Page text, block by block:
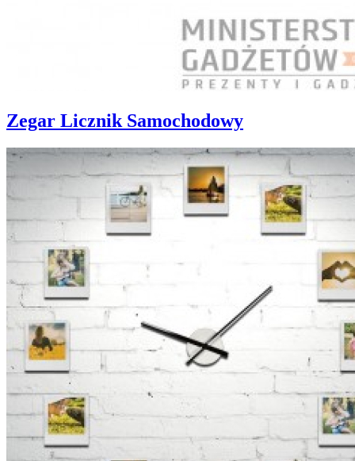
Zegar Licznik Samochodowy